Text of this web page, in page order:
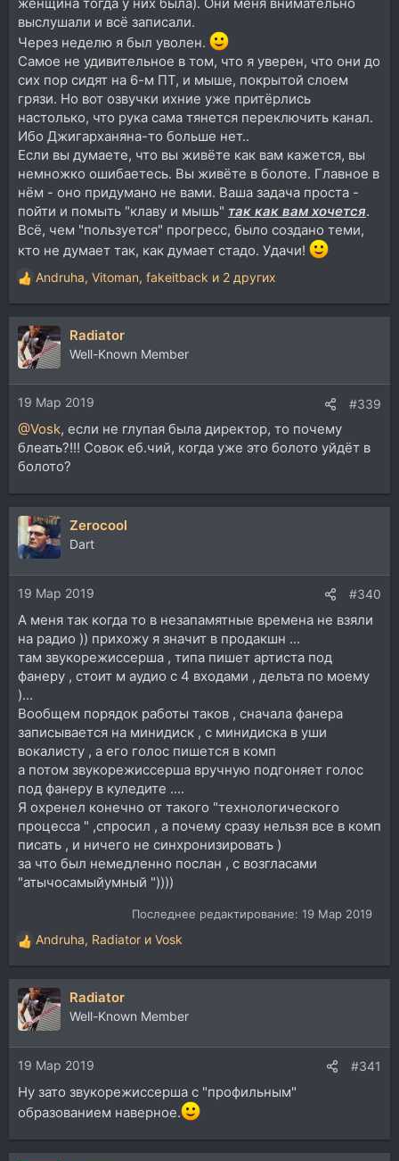
выслушали и всё записали.
Через неделю я был уволен.
Самое не удивительное в том, что я уверен, что они до
сих пор сидят на 6-м ПТ, и мыше, покрытой слоем
грязи. Но вот озвучки ихние уже притёрлись
настолько, что рука сама тянется переключить канал.
Ибо Джигарханяна-то больше нет..
Если вы думаете, что вы живёте как вам кажется, вы
немножко ошибаетесь. Вы живёте в болоте. Главное в
нём - оно придумано не вами. Ваша задача проста -
пойти и помыть "клаву и мышь" так как вам хочется.
Всё, чем "пользуется" прогресс, было создано теми,
кто не думает так, как думает стадо. Удачи!
Р
е
а
к
ц
и
и
:
Andruha, Vitoman, fakeitback и 2 других
Radiator
Well-Known Member
19 Мар 2019 #339
@Vosk, если не глупая была директор, то почему
блеать?!!! Совок еб.чий, когда уже это болото уйдёт в
болото?
Zerocool
Dart
19 Мар 2019 #340
А меня так когда то в незапамятные времена не взяли
на радио )) прихожу я значит в продакшн ...
там звукорежиссерша , типа пишет артиста под
фанеру , стоит м аудио с 4 входами , дельта по моему
)...
Вообщем порядок работы таков , сначала фанера
записывается на минидиск , с минидиска в уши
вокалисту , а его голос пишется в комп
а потом звукорежиссерша вручную подгоняет голос
под фанеру в куледите ....
Я охренел конечно от такого "технологического
процесса " ,спросил , а почему сразу нельзя все в комп
писать , и ничего не синхронизировать )
за что был немедленно послан , с возгласами
"атычосамыйумный "))))
Последнее редактирование: 19 Мар 2019
Р
е
а
к
ц
и
и
:
Andruha, Radiator и Vosk
Radiator
Well-Known Member
19 Мар 2019 #341
Ну зато звукорежиссерша с "профильным"
образованием наверное.